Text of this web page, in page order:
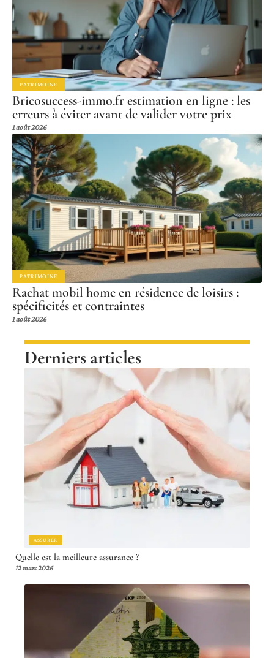
PATRIMOINE
Bricosuccess-immo.fr estimation en ligne : les
erreurs à éviter avant de valider votre prix
1 août 2026
PATRIMOINE
Rachat mobil home en résidence de loisirs :
spécificités et contraintes
1 août 2026
Derniers articles
ASSURER
Quelle est la meilleure assurance ?
12 mars 2026